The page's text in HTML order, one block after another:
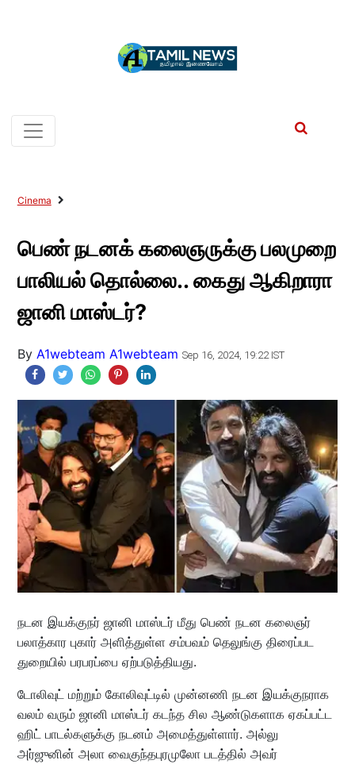
Cinema
பெண் நடனக் கலைஞருக்கு பலமுறை
பாலியல் தொல்லை.. கைது ஆகிறாரா
ஜானி மாஸ்டர்?
By A1webteam A1webteam Sep 16, 2024, 19:22 IST
நடன இயக்குநர் ஜானி மாஸ்டர் மீது பெண் நடன கலைஞர்
பலாத்கார புகார் அளித்துள்ள சம்பவம் தெலுங்கு திரைப்பட
துறையில் பரபரப்பை ஏற்படுத்தியது.
டோலிவுட் மற்றும் கோலிவுட்டில் முன்னணி நடன இயக்குநராக
வலம் வரும் ஜானி மாஸ்டர் கடந்த சில ஆண்டுகளாக ஏகப்பட்ட
ஹிட் பாடல்களுக்கு நடனம் அமைத்துள்ளார். அல்லு
அர்ஜுனின் அலா வைகுந்தபுரமுலோ படத்தில் அவர்